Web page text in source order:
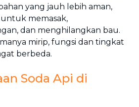
yang jauh lebih aman,
memasak,
dan menghilangkan bau.
mirip, fungsi dan tingkat
berbeda.
Soda Api di